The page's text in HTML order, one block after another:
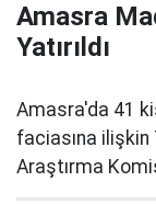
Amasra
Yatırıldı
Amasra'da 41
faciasına
Araştırma